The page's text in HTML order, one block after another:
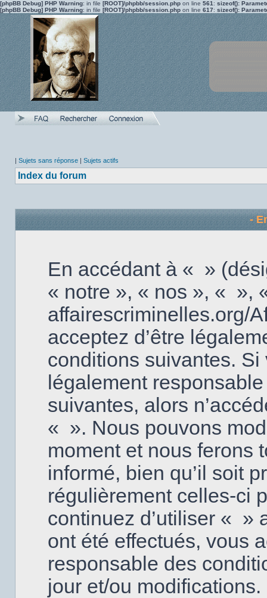
[phpBB Debug] PHP Warning: in file [ROOT]/phpbb/session.php on line 561 : sizeof():
[phpBB Debug] PHP Warning: in file [ROOT]/phpbb/session.php on line 617: sizeof():
| Sujets sans réponse | Sujets actifs
Index du forum
-
En accédant à « »
« notre », « nos », « »,
affairescriminelles.org/
acceptez d’être
conditions suivantes. Si
légalement
suivantes, alors
« ». Nous pouvons
moment et nous ferons
informé, bien qu’il soit
régulièrement celles-ci
continuez d’utiliser « »
ont été effectués, vous
responsable des
jour et/ou modifications.